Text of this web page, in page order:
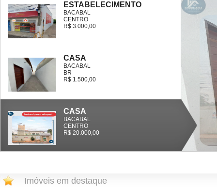
ESTABELECIMENTO
BACABAL
CENTRO
R$ 3.000,00
CASA
BACABAL
BR
R$ 1.500,00
CASA
BACABAL
CENTRO
R$ 20.000,00
Imóveis em destaque